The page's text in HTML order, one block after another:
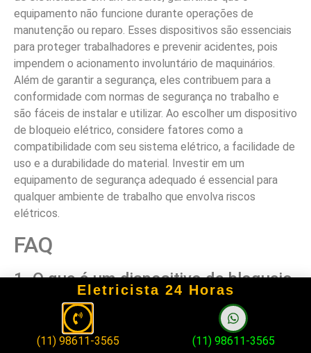
equipamento não funcione durante operações de
manutenção ou reparo. Esses dispositivos são essenciais
para proteger trabalhadores e prevenir acidentes, pois
impendem o acionamento involuntário de maquinários.
Além de garantir a segurança, eles contribuem para a
conformidade com normas de segurança no trabalho e
são fáceis de instalar e utilizar. Ao escolher um dispositivo
de bloqueio elétrico, considere fatores como a
compatibilidade com seu sistema elétrico, a facilidade de
uso e a durabilidade do material. Investir em um
equipamento de segurança adequado é essencial para
qualquer ambiente de trabalho que envolva riscos
elétricos.
FAQ
1. O que é um dispositivo de bloqueio
elétrico?
Um dispositivo de bloqueio elétrico é um mecanismo que
interrompe ou restringe o fluxo de eletricidade em um
Eletricista 24 Horas
(11) 98611-3565 (11) 98611-3565